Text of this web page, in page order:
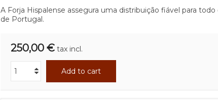
A Forja Hispalense assegura uma distribuição fiável para
de Portugal.
250,00 € tax incl.
Add to cart